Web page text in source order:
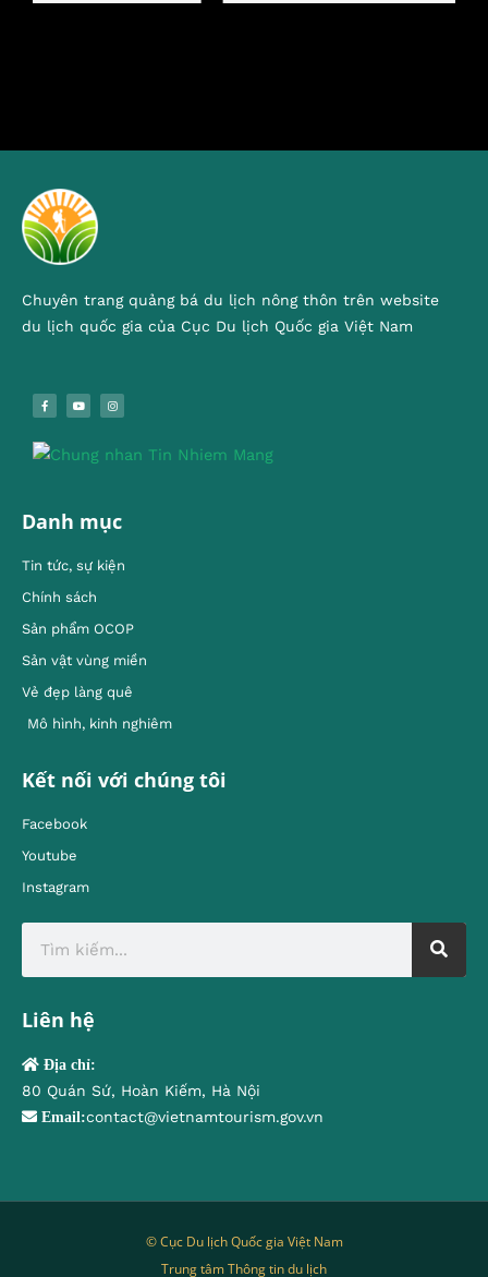
Chuyên trang quảng bá du lịch nông thôn trên website
du lịch quốc gia của Cục Du lịch Quốc gia Việt Nam
Danh mục
Tin tức, sự kiện
Chính sách
Sản phẩm OCOP
Sản vật vùng miền
Vẻ đẹp làng quê
Mô hình, kinh nghiêm
Kết nối với chúng tôi
Facebook
Youtube
Instagram
Liên hệ
Địa chỉ:
80 Quán Sứ, Hoàn Kiếm, Hà Nội
Email:contact@vietnamtourism.gov.vn
© Cục Du lịch Quốc gia Việt Nam
Trung tâm Thông tin du lịch